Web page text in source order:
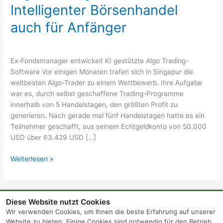
Intelligenter Börsenhandel
auch für Anfänger
Ex-Fondsmanager entwickelt KI gestützte Algo Trading-
Software Vor einigen Monaten trafen sich in Singapur die
weltbesten Algo-Trader zu einem Wettbewerb. Ihre Aufgabe
war es, durch selbst geschaffene Trading-Programme
innerhalb von 5 Handelstagen, den größten Profit zu
generieren. Nach gerade mal fünf Handelstagen hatte es ein
Teilnehmer geschafft, aus seinem Echtgeldkonto von 50.000
USD über 63.429 USD […]
Weiterlesen »
Diese Website nutzt Cookies
Wir verwenden Cookies, um Ihnen die beste Erfahrung auf unserer